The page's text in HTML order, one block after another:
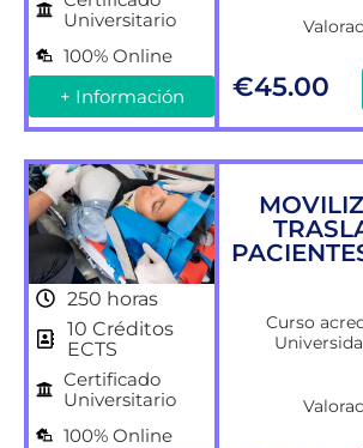
Universitario
100% Online
+ Información
€45.00
250 horas
10 Créditos
ECTS
Certificado
Universitario
100% Online
Curso